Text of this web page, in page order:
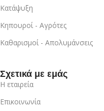
Κατάψυξη
Κηπουροί - Αγρότες
Καθαρισμοί - Απολυμάνσεις
Σχετικά με εμάς
Η εταιρεία
Επικοινωνία